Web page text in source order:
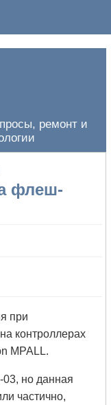
ремонт и
флеш-
при
контроллерах
MPALL.
но данная
частично,